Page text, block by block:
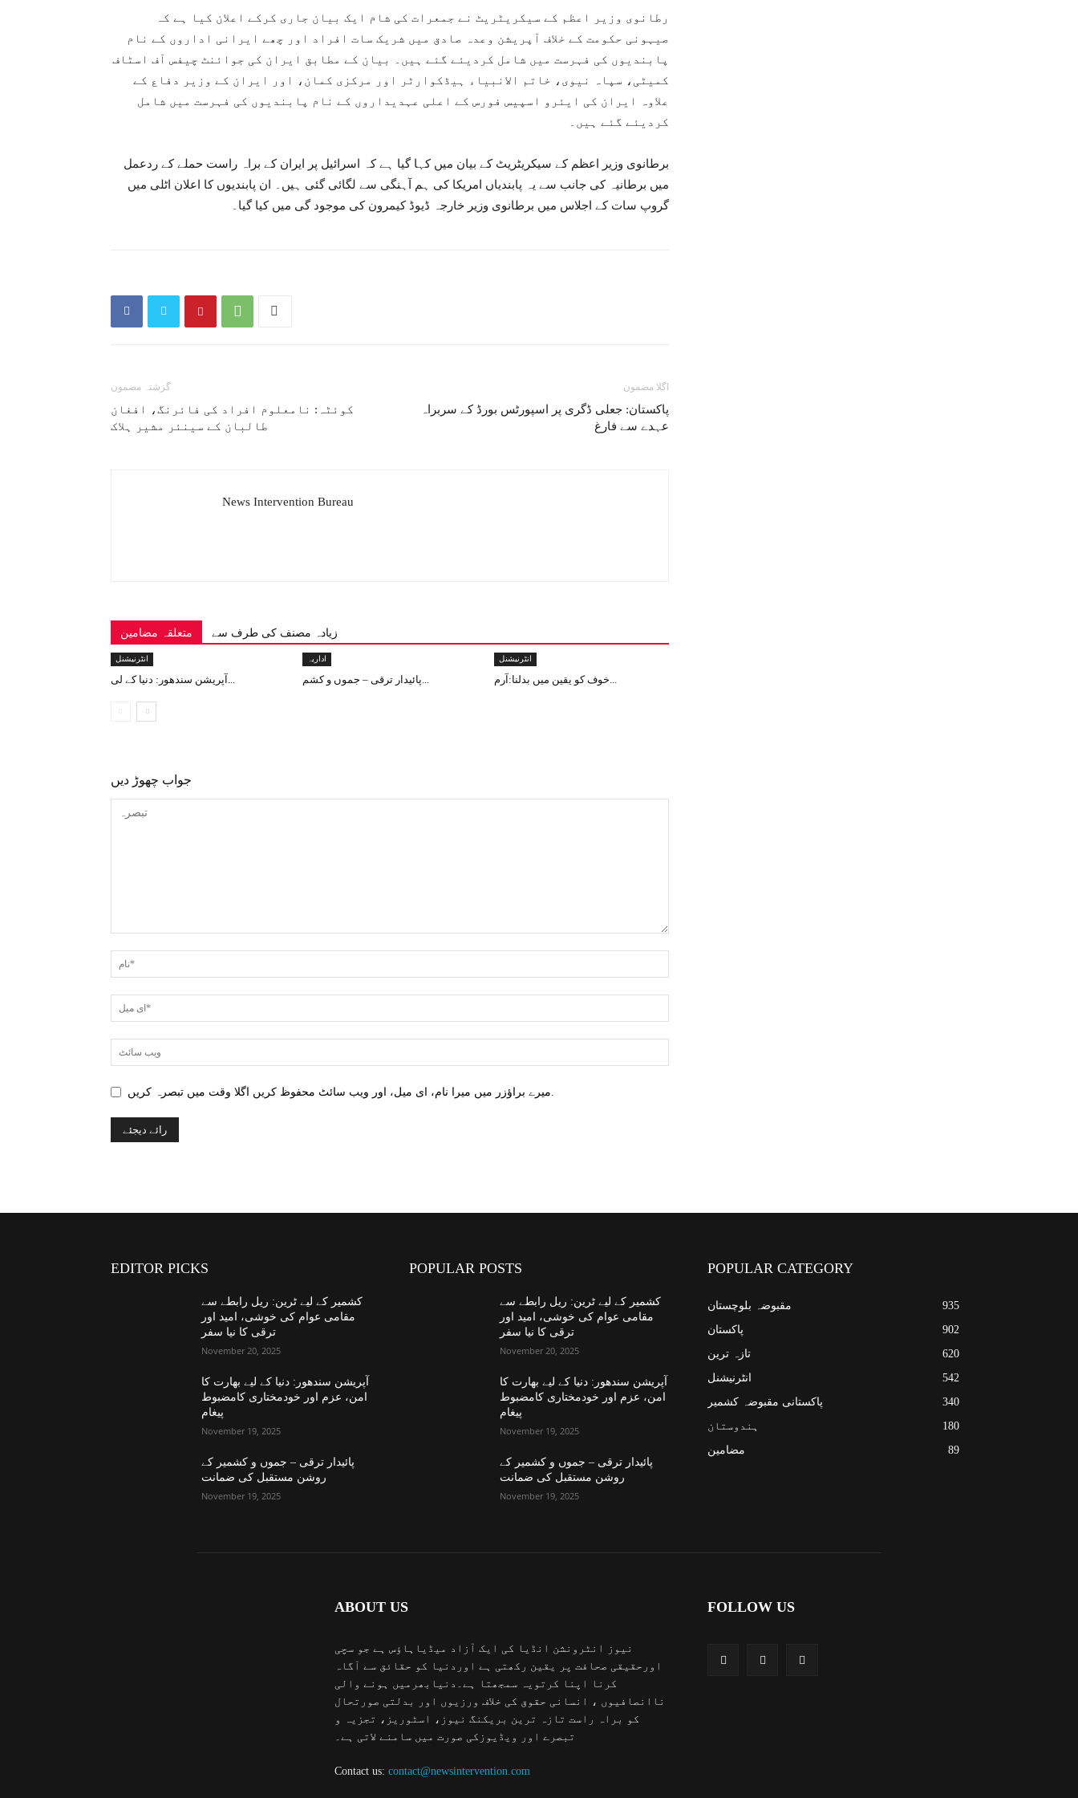
رطانوی وزیر اعظم کے سیکریٹریٹ نے جمعرات کی شام ایک بیان جاری کرکے اعلان کیا ہے کہ
صیہونی حکومت کے خلاف آپریشن وعدہ صادق میں شریک سات افراد اور چھے ایرانی اداروں کے نام
پابندیوں کی فہرست میں شامل کردیئے گئے ہیں۔ بیان کے مطابق ایران کی جوائنٹ چیفس آف اسٹاف
کمیٹی، سپاہ نیوی، خاتم الانبیاء ہیڈکوارٹر اور مرکزی کمان، اور ایران کے وزیر دفاع کے
علاوہ ایران کی ایئرو اسپیس فورس کے اعلی عہدیداروں کے نام پابندیوں کی فہرست میں شامل
کردیئے گئے ہیں۔
برطانوی وزیر اعظم کے سیکریٹریٹ کے بیان میں کہا گیا ہے کہ اسرائيل پر ایران کے براہ راست حملے کے ردعمل
میں برطانیہ کی جانب سے یہ پابندیاں امریکا کی ہم آہنگی سے لگائی گئی ہیں۔ ان پابندیوں کا اعلان اٹلی میں
گروپ سات کے اجلاس میں برطانوی وزیر خارجہ ڈیوڈ کیمرون کی موجود گی میں کیا گیا۔
گزشتہ مضمون
کوئٹہ: نامعلوم افراد کی فائرنگ، افغان
طالبان کے سینئر مشیر ہلاک
اگلا مضمون
پاکستان: جعلی ڈگری پر اسپورٹس بورڈ کے سربراہ
عہدے سے فارغ
News Intervention Bureau
متعلقہ مضامین زیادہ مصنف کی طرف سے
انٹرنیشنل
آپریشن سندھور: دنیا کے لی...
اداریہ
پائیدار ترقی – جموں و کشم...
انٹرنیشنل
خوف کو یقین میں بدلنا:آرم...
جواب چھوڑ دیں
میرے براؤزر میں میرا نام، ای میل، اور ویب سائٹ محفوظ کریں اگلا وقت میں تبصرہ کریں.
EDITOR PICKS
کشمیر کے لیے ٹرین: ریل رابطے سے
مقامی عوام کی خوشی، امید اور
ترقی کا نیا سفر
November 20, 2025
آپریشن سندھور: دنیا کے لیے بھارت کا
امن، عزم اور خودمختاری کامضبوط
پیغام
November 19, 2025
پائیدار ترقی – جموں و کشمیر کے
روشن مستقبل کی ضمانت
November 19, 2025
POPULAR POSTS
کشمیر کے لیے ٹرین: ریل رابطے سے
مقامی عوام کی خوشی، امید اور
ترقی کا نیا سفر
November 20, 2025
آپریشن سندھور: دنیا کے لیے بھارت کا
امن، عزم اور خودمختاری کامضبوط
پیغام
November 19, 2025
پائیدار ترقی – جموں و کشمیر کے
روشن مستقبل کی ضمانت
November 19, 2025
POPULAR CATEGORY
مقبوضہ بلوچستان
935
پاکستان
902
تازہ ترین
620
انٹرنیشنل
542
پاکستانی مقبوضہ کشمیر
340
ہندوستان
180
مضامین
89
ABOUT US
نیوز انٹرونشن انڈیا کی ایک آزاد میڈیاہاؤس ہے جو سچی
اورحقیقی صحافت پر یقین رکھتی ہے اوردنیا کو حقائق سے آگاہ
کرنا اپنا کرتویہ سمجھتا ہے۔دنیابھرمیں ہونے والی
ناانصافیوں ، انسانی حقوق کی خلاف ورزیوں اور بدلتی صورتحال
کو براہ راست تازہ ترین بریکنگ نیوز، اسٹوریز، تجزیہ و
تبصرے اور ویڈیوزکی صورت میں سامنے لاتی ہے۔
Contact us: contact@newsintervention.com
FOLLOW US